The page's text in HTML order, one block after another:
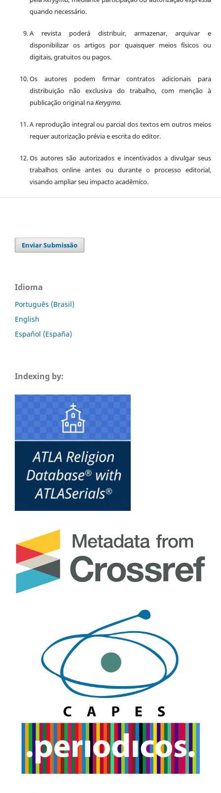
quando necessário.
A revista poderá distribuir, armazenar, arquivar e
disponibilizar os artigos por quaisquer meios físicos ou
digitais, gratuitos ou pagos.
Os autores podem firmar contratos adicionais para
distribuição não exclusiva do trabalho, com menção à
publicação original naKerygma.
A reprodução integral ou parcial dos textos em outros meios
requer autorização prévia e escrita do editor.
Os autores são autorizados e incentivados a divulgar seus
trabalhos online antes ou durante o processo editorial,
visando ampliar seu impacto acadêmico.
Enviar Submissão
Idioma
Português (Brasil)
English
Español (España)
Indexing by: